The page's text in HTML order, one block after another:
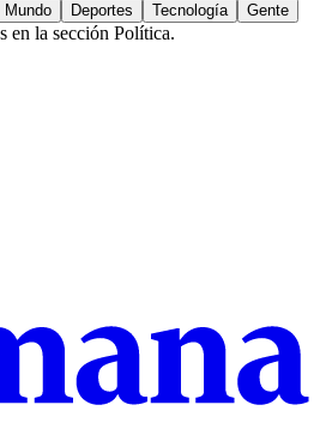
Mundo Deportes Tecnología Gente
en la sección Política.